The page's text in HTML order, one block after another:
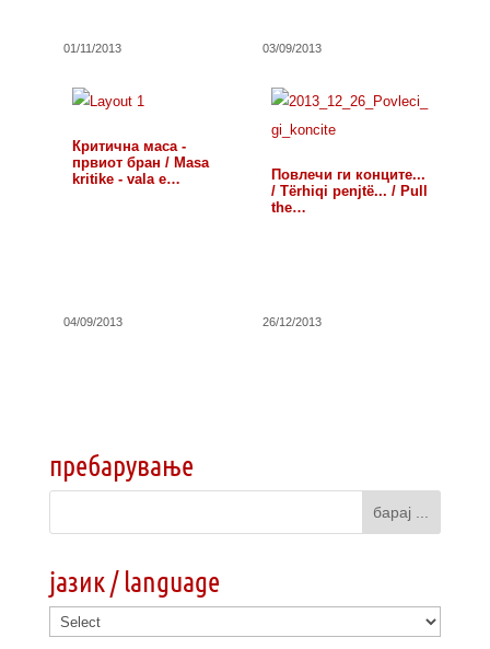
01/11/2013 03/09/2013
Критична маса -
првиот бран / Masa
kritike - vala e…
04/09/2013
Повлечи ги конците...
/ Tërhiqi penjtë... / Pull
the…
26/12/2013
пребарување
јазик / language